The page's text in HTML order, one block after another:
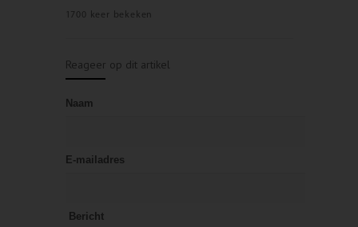
1700 keer bekeken
Reageer op dit artikel
Naam
E-mailadres
Bericht